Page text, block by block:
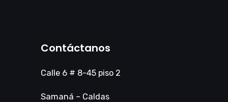
Contáctanos
Calle 6 # 8-45 piso 2
Samaná – Caldas